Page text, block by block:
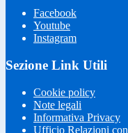
Facebook
Youtube
Instagram
Sezione Link Utili
Cookie policy
Note legali
Informativa Privacy
Ufficio Relazioni